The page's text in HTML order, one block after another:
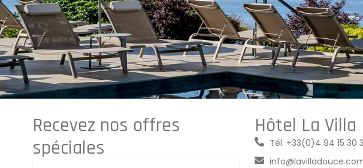
Recevez nos offres
spéciales
Hôtel La
Tél. +33(0)4 94 15 30